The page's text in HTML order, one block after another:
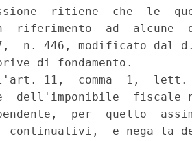
ritiene  che  le
riferimento  ad  alcune
n. 446, modificato dal
di fondamento.
11,  comma  1,
dell'imponibile
per  quello
continuativi,  e nega la